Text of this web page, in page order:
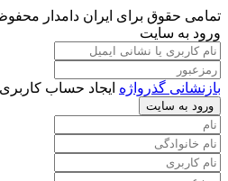
تمامی حقوق برای ایران دامدار
ورود به سایت
بازنشانی گذرواژه ایجاد حساب کاربری
ورود به سایت